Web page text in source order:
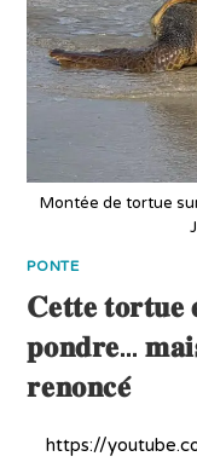
Montée de tortue
PONTE
𝐂𝐞𝐭𝐭𝐞
𝐩𝐨𝐧𝐝𝐫𝐞…
𝐫𝐞𝐧𝐨𝐧𝐜𝐞́
https://